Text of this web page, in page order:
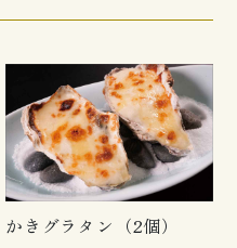
かきグラタン（2個）